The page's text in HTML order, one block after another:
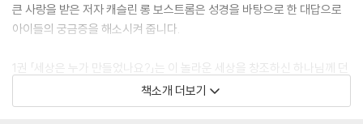
큰 사랑을 받은 저자 캐슬린 롱 보스트롬은 성경을 바탕으로 한 대답으로
아이들의 궁금증을 해소시켜 줍니다.
1권 「세상은 누가 만들었나요?」는 이 놀라운 세상을 창조하신 하나님께 던
지는 아이들의 호기심 가득한 질문이 담겨 있습니다. 아이들은 이 책을 읽
으며 하나님이 이 세상을 어떻게 창조하셨는지 알게 되고, 또한 그 놀라운
책소개 더보기